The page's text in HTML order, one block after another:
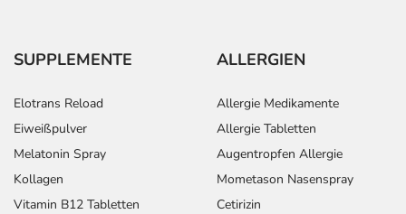
SUPPLEMENTE
Elotrans Reload
Eiweißpulver
Melatonin Spray
Kollagen
Vitamin B12 Tabletten
ALLERGIEN
Allergie Medikamente
Allergie Tabletten
Augentropfen Allergie
Mometason Nasenspray
Cetirizin